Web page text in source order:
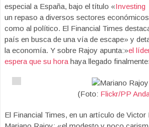
especial a España, bajo el título «Investing
un repaso a diversos sectores
como al político. El Financial Times
país en busca de una vía de escape» y
la economía. Y sobre Rajoy apunta:»el
espera que su hora haya llegado
(Foto: Flickr/PP
El Financial Times, en un artículo de Victor